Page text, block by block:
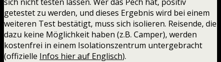
getestet zu werden, und dieses Ergebnis wird bei einem
weiteren Test bestätigt, muss sich isolieren. Reisende, die
dazu keine Möglichkeit haben (z.B. Camper), werden
kostenfrei in einem Isolationszentrum untergebracht
(offizielle Infos hier auf Englisch).